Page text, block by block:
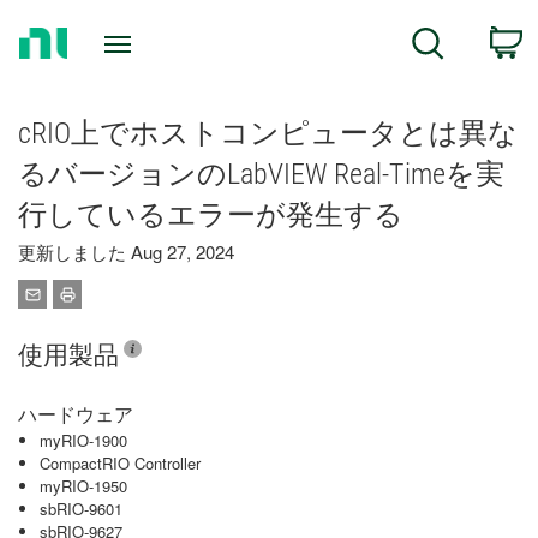
Search
cRIO上でホストコンピュータとは異な
るバージョンのLabVIEW Real-Timeを実
行しているエラーが発生する
更新しました Aug 27, 2024
使用製品
ハードウェア
myRIO-1900
CompactRIO Controller
myRIO-1950
sbRIO-9601
sbRIO-9627